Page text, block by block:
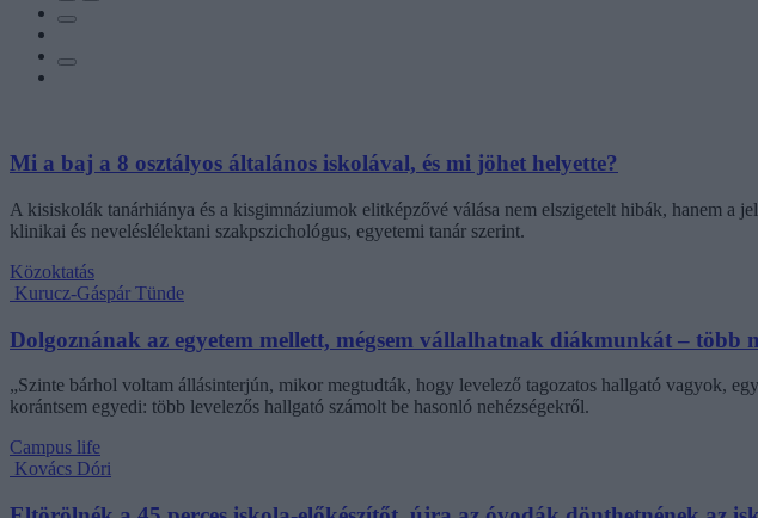
Mi a baj a 8 osztályos általános iskolával, és mi jöhet helyette?
A kisiskolák tanárhiánya és a kisgimnáziumok elitképzővé válása nem elszigetelt hibák, hanem a
klinikai és neveléslélektani szakpszichológus, egyetemi tanár szerint.
Közoktatás
Kurucz-Gáspár Tünde
Dolgoznának az egyetem mellett, mégsem vállalhatnak diákmunkát – több
„Szinte bárhol voltam állásinterjún, mikor megtudták, hogy levelező tagozatos hallgató vagyok,
korántsem egyedi: több levelezős hallgató számolt be hasonló nehézségekről.
Campus life
Kovács Dóri